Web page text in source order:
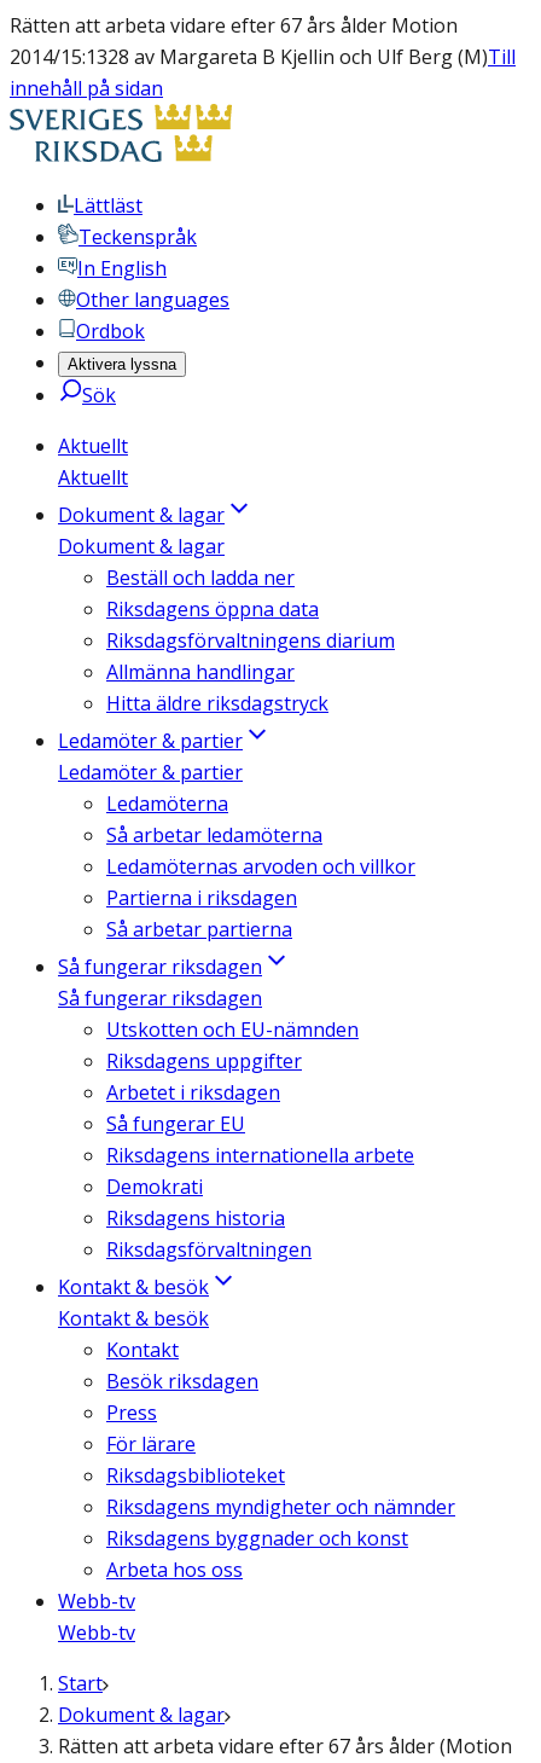
Rätten att arbeta vidare efter 67 års ålder Motion
2014/15:1328 av Margareta B Kjellin och Ulf Berg (M)Till
innehåll på sidan
Lättläst
Teckenspråk
In English
Other languages
Ordbok
Aktivera lyssna
Sök
Aktuellt
Aktuellt
Dokument & lagar
Dokument & lagar
Beställ och ladda ner
Riksdagens öppna data
Riksdagsförvaltningens diarium
Allmänna handlingar
Hitta äldre riksdagstryck
Ledamöter & partier
Ledamöter & partier
Ledamöterna
Så arbetar ledamöterna
Ledamöternas arvoden och villkor
Partierna i riksdagen
Så arbetar partierna
Så fungerar riksdagen
Så fungerar riksdagen
Utskotten och EU-nämnden
Riksdagens uppgifter
Arbetet i riksdagen
Så fungerar EU
Riksdagens internationella arbete
Demokrati
Riksdagens historia
Riksdagsförvaltningen
Kontakt & besök
Kontakt & besök
Kontakt
Besök riksdagen
Press
För lärare
Riksdagsbiblioteket
Riksdagens myndigheter och nämnder
Riksdagens byggnader och konst
Arbeta hos oss
Webb-tv
Webb-tv
Start
Dokument & lagar
Rätten att arbeta vidare efter 67 års ålder (Motion